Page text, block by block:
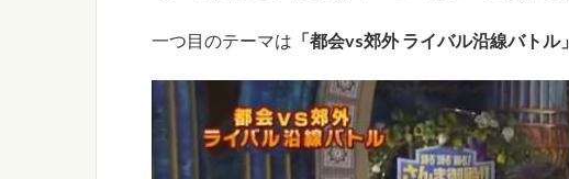
一つ目のテーマは 「都会vs郊外 ライバル沿線バトル」